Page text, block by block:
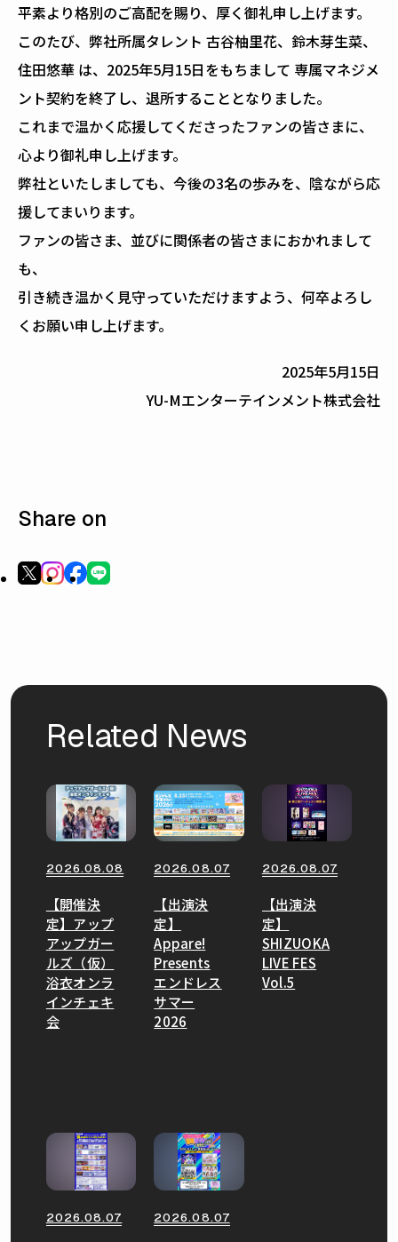
平素より格別のご高配を賜り、厚く御礼申し上げます。
このたび、弊社所属タレント 古谷柚里花、鈴木芽生菜、
住田悠華 は、2025年5月15日をもちまして 専属マネジメ
ント契約を終了し、退所することとなりました。
これまで温かく応援してくださったファンの皆さまに、
心より御礼申し上げます。
弊社といたしましても、今後の3名の歩みを、陰ながら応
援してまいります。
ファンの皆さま、並びに関係者の皆さまにおかれまして
も、
引き続き温かく見守っていただけますよう、何卒よろし
くお願い申し上げます。
2025年5月15日
YU-Mエンターテインメント株式会社
Share on
Related News
2026.08.08
【開催決
定】アップ
アップガー
ルズ（仮）
浴衣オンラ
インチェキ
会
2026.08.07
【出演決
定】
Appare!
Presents
エンドレス
サマー
2026
2026.08.07
【出演決
定】
SHIZUOKA
LIVE FES
Vol.5
2026.08.07 2026.08.07